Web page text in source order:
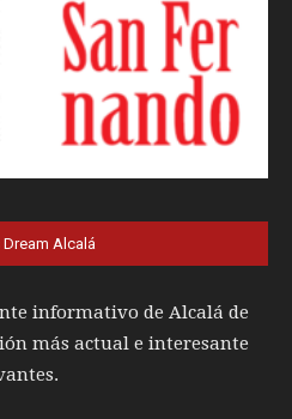
Dream Alcalá
informativo de Alcalá de
más actual e interesante